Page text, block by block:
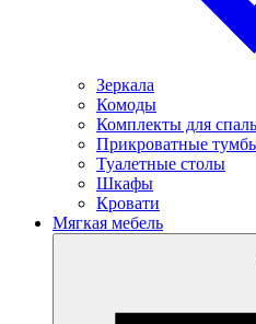
Зеркала
Комоды
Комплекты для
Прикроватные
Туалетные столы
Шкафы
Кровати
Мягкая мебель